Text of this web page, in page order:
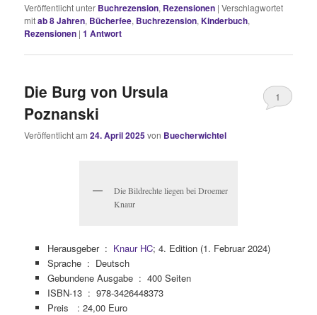
Veröffentlicht unter Buchrezension, Rezensionen |Verschlagwortet
mitab 8 Jahren, Bücherfee, Buchrezension,Kinderbuch,
Rezensionen |1 Antwort
Die Burg von Ursula
Poznanski
Veröffentlicht am24. April 2025von Buecherwichtel
1
Die Bildrechte liegen bei Droemer
Knaur
Herausgeber ‏ : ‎ Knaur HC; 4. Edition (1. Februar 2024)
Sprache ‏ : ‎ Deutsch
Gebundene Ausgabe ‏ : ‎ 400 Seiten
ISBN-13 ‏ : ‎ 978-3426448373
Preis : 24,00 Euro